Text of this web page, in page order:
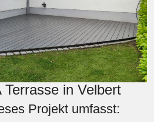
in Velbert
Projekt umfasst: